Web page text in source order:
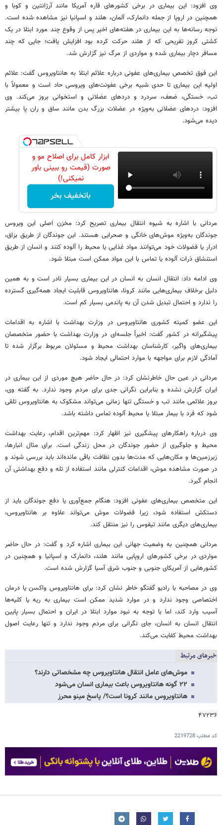
وی افزود: این بیماری در برخی کشورهای قاره آمریکا مانند آرژانتین و کوبا و
همچنین در اروپا از جمله دانمارک، آلمان، هلند و اسپانیا نیز مشاهده شده است.
توجه رسانه‌ها به این بیماری در هفته‌های اخیر پس از وقوع چند مورد ابتلا در یک
کشتی کروز تفریحی که از هلند حرکت کرده بود افزایش یافت؛ جایی که چند
مسافر دچار بیماری شده و مواردی از مرگ نیز گزارش شد.
این فوق تخصص بیماری‌های عفونی درباره علائم ابتلا به هانتاویروس گفت: علائم
اولیه این بیماری تا حدی شبیه برخی عفونت‌های ویروسی حاد است و معمولاً با
تب، خستگی، ضعف، سردرد و دردهای عضلانی و استخوانی بروز می‌کند. وی
افزود: دردهای عضلانی به‌ویژه در عضلات بزرگ بدن مانند ساق و ران پا بیشتر
دیده می‌شود.
ابزار کامل برای اصلاح مو و
صورت (قیمت رو ببینی باور
نمیکنی!)
باتخفیف بخر
مردانی با اشاره به شیوه انتقال بیماری تصریح کرد: مخزن اصلی این ویروس
جوندگان به‌ویژه موش‌های خانگی و صحرایی هستند. این جوندگان از طریق بزاق،
ادرار یا فضولات خود می‌توانند مواد غذایی یا محیط را آلوده کنند و انسان از طریق
استنشاق ذرات آلوده یا تماس با این مواد ممکن است مبتلا شود.
وی ادامه داد: انتقال انسان به انسان در این بیماری بسیار نادر است و به همین
دلیل برخلاف بیماری‌هایی مانند کرونا، هانتاویروس قابلیت ایجاد همه‌گیری گسترده
را ندارد و احتمال تبدیل شدن آن به پاندمی بسیار کم است.
این عضو کمیته کشوری هانتاویروس در وزارت بهداشت با اشاره به اقدامات
پیشگیرانه در کشور گفت: اخیراً جلسه‌ای در وزارت بهداشت با حضور متخصصان
بیماری‌های واگیر، کارشناسان بهداشت محیط و مسئولان مربوط برگزار شده تا
آمادگی لازم برای مواجهه با موارد احتمالی ایجاد شود.
مردانی در عین حال خاطرنشان کرد: در حال حاضر هیچ موردی از این بیماری در
ایران گزارش نشده و بنابراین نگرانی جدی برای مردم وجود ندارد. به گفته وی،
بروز علائمی مانند تب و خستگی تنها زمانی می‌تواند مشکوک به هانتاویروس تلقی
شود که فرد با بیمار مبتلا یا محیط آلوده تماس داشته باشد.
وی درباره راهکارهای پیشگیری نیز اظهار کرد: مهم‌ترین اقدام، رعایت بهداشت
محیط و جلوگیری از حضور جوندگان در محل زندگی است. برای مثال انبارها،
زیرزمین‌ها و مکان‌هایی که مدت‌ها بدون نظافت باقی مانده‌اند باید بررسی شوند و
در صورت مشاهده موش، اقدامات کنترلی مانند استفاده از تله و دفع بهداشتی آن
انجام گیرد.
این متخصص بیماری‌های عفونی افزود: هنگام جمع‌آوری یا دفع جوندگان باید از
دستکش استفاده شود، زیرا فضولات موش می‌تواند علاوه بر هانتاویروس،
بیماری‌های دیگری مانند تیفوس را نیز منتقل کند.
مردانی همچنین به وضعیت جهانی این بیماری اشاره کرد و گفت: در حال حاضر
مواردی در برخی کشورهای اروپایی مانند هلند، دانمارک و اسپانیا و همچنین در
کشورهایی از آمریکای جنوبی و جنوب شرق آسیا گزارش شده است.
وی در مصاحبه با رادیو گفتگو خاطر نشان کرد: برای هانتاویروس واکسن یا درمان
اختصاصی وجود ندارد و در موارد شدید ممکن است بیماری به ریه یا کلیه‌ها
آسیب وارد کند، اما با توجه به نبود موارد ابتلا در ایران و احتمال بسیار پایین
انتقال انسان به انسان، جای نگرانی برای مردم وجود ندارد و تنها رعایت اصول
بهداشت محیط کفایت می‌کند.
خبرهای مرتبط
موش‌های عامل انتقال هانتاویروس چه مشخصاتی دارند؟
۲۲ گونه هانتاویروس باعث بیماری انسان می‌شود
هانتاویروس مانند کرونا است؟/ پاسخ مینو محرز
۴۷۲۳۶
کد مطلب2219728